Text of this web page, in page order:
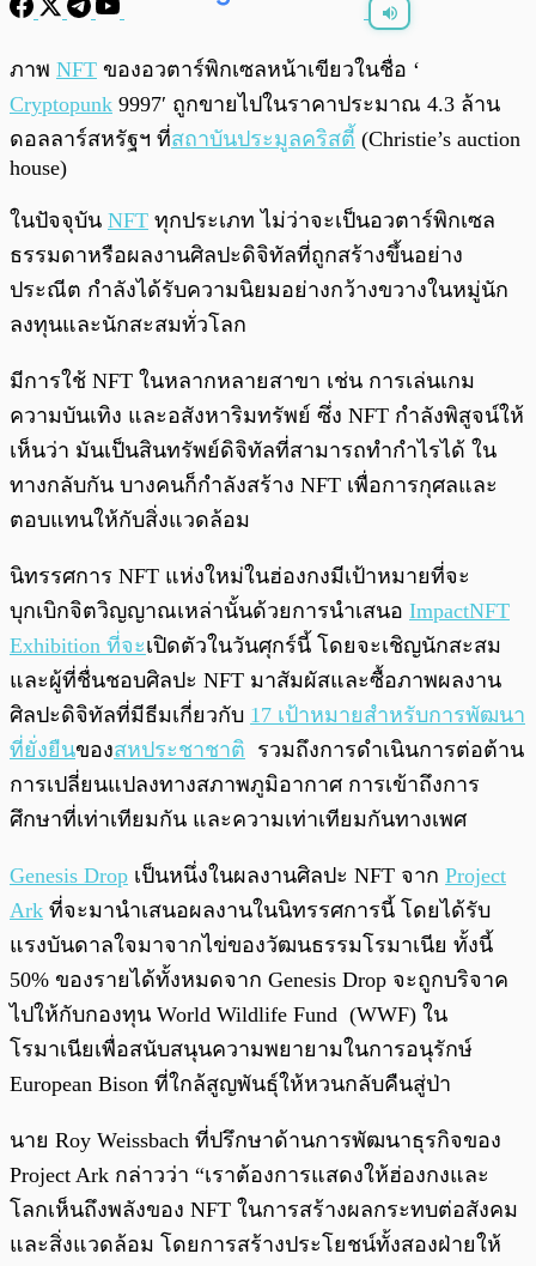
ภาพ NFT ของอวตาร์พิกเซลหน้าเขียวในชื่อ ‘
Cryptopunk 9997′ ถูกขายไปในราคาประมาณ 4.3 ล้าน
ดอลลาร์สหรัฐฯ ที่สถาบันประมูลคริสตี้ (Christie’s auction
house)
ในปัจจุบัน NFT ทุกประเภท ไม่ว่าจะเป็นอวตาร์พิกเซล
ธรรมดาหรือผลงานศิลปะดิจิทัลที่ถูกสร้างขึ้นอย่าง
ประณีต กำลังได้รับความนิยมอย่างกว้างขวางในหมู่นัก
ลงทุนและนักสะสมทั่วโลก
มีการใช้ NFT ในหลากหลายสาขา เช่น การเล่นเกม
ความบันเทิง และอสังหาริมทรัพย์ ซึ่ง NFT กำลังพิสูจน์ให้
เห็นว่า มันเป็นสินทรัพย์ดิจิทัลที่สามารถทำกำไรได้ ใน
ทางกลับกัน บางคนก็กำลังสร้าง NFT เพื่อการกุศลและ
ตอบแทนให้กับสิ่งแวดล้อม
นิทรรศการ NFT แห่งใหม่ในฮ่องกงมีเป้าหมายที่จะ
บุกเบิกจิตวิญญาณเหล่านั้นด้วยการนำเสนอ ImpactNFT
Exhibition ที่จะเปิดตัวในวันศุกร์นี้ โดยจะเชิญนักสะสม
และผู้ที่ชื่นชอบศิลปะ NFT มาสัมผัสและซื้อภาพผลงาน
ศิลปะดิจิทัลที่มีธีมเกี่ยวกับ 17 เป้าหมายสำหรับการพัฒนา
ที่ยั่งยืนของสหประชาชาติ รวมถึงการดำเนินการต่อต้าน
การเปลี่ยนแปลงทางสภาพภูมิอากาศ การเข้าถึงการ
ศึกษาที่เท่าเทียมกัน และความเท่าเทียมกันทางเพศ
Genesis Drop เป็นหนึ่งในผลงานศิลปะ NFT จาก Project
Ark ที่จะมานำเสนอผลงานในนิทรรศการนี้ โดยได้รับ
แรงบันดาลใจมาจากไข่ของวัฒนธรรมโรมาเนีย ทั้งนี้
50% ของรายได้ทั้งหมดจาก Genesis Drop จะถูกบริจาค
ไปให้กับกองทุน World Wildlife Fund (WWF) ใน
โรมาเนียเพื่อสนับสนุนความพยายามในการอนุรักษ์
European Bison ที่ใกล้สูญพันธุ์ให้หวนกลับคืนสู่ป่า
นาย Roy Weissbach ที่ปรึกษาด้านการพัฒนาธุรกิจของ
Project Ark กล่าวว่า “เราต้องการแสดงให้ฮ่องกงและ
โลกเห็นถึงพลังของ NFT ในการสร้างผลกระทบต่อสังคม
และสิ่งแวดล้อม โดยการสร้างประโยชน์ทั้งสองฝ่ายให้